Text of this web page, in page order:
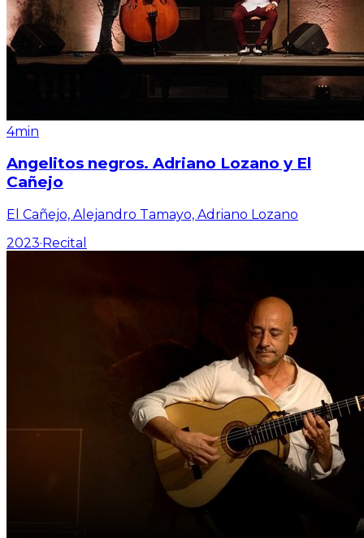
4min
Angelitos negros. Adriano Lozano y El
Cañejo
El Cañejo, Alejandro Tamayo, Adriano Lozano
2023·Recital